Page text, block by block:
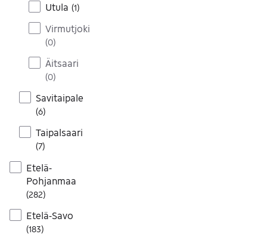
Utula (1)
Virmutjoki
(0)
Äitsaari
(0)
Savitaipale
(6)
Taipalsaari
(7)
Etelä-
Pohjanmaa
(282)
Etelä-Savo
(183)